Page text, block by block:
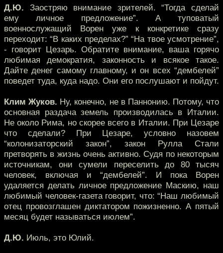
Д.Ю. Заостряю внимание зрителей. “Тогда сделай
ему личное предложение”. А туповатый
военнослужащий Ворен уже к конкретике сразу
переходит: “В каких пределах?” “На твое усмотрение”,
- говорит Цезарь. Обратите внимание, ваша горячо
любимая демократия, законность и всякое такое.
Дайте денег самому главному, и он всех “дембелей”
поведет туда, куда надо. Они его послушают и пойдут.
Клим Жуков. Ну, конечно, не в Паннонию. Потому, что
основная раздача земель производилась в Италии.
Не около Рима, но скорее всего в Италии. При Цезаре
что сделали? При Цезаре, условно назовем
“колонизаторский закон”, закон Рулла Стали
претворять в жизнь очень активно. Судя по некоторым
источникам, они сумели переселить до 80 тысяч
человек, включая и “дембелей”. И пока Ворен
удаляется делать личное предложение Маскию, наш
любимый человек-газета говорит, что: “Наш любимый
отец провозглашен диктатором пожизненно. А пятый
месяц будет называться июлем”.
Д.Ю. Июль, это Юлий.